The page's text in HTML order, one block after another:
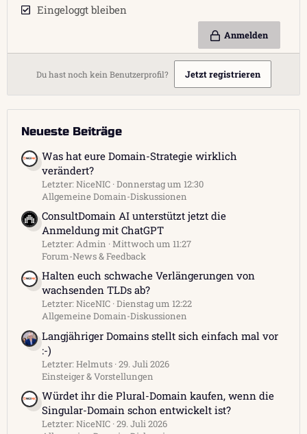
Eingeloggt bleiben
Anmelden
Du hast noch kein Benutzerprofil? Jetzt registrieren
Neueste Beiträge
Was hat eure Domain-Strategie wirklich
verändert?
Letzter: NiceNIC Donnerstag um 12:30
Allgemeine Domain-Diskussionen
ConsultDomain AI unterstützt jetzt die
Anmeldung mit ChatGPT
Letzter: Admin Mittwoch um 11:27
Forum-News & Feedback
Halten euch schwache Verlängerungen von
wachsenden TLDs ab?
Letzter: NiceNIC Dienstag um 12:22
Allgemeine Domain-Diskussionen
Langjähriger Domains stellt sich einfach mal vor
:-)
Letzter: Helmuts 29. Juli 2026
Einsteiger & Vorstellungen
Würdet ihr die Plural-Domain kaufen, wenn die
Singular-Domain schon entwickelt ist?
Letzter: NiceNIC 29. Juli 2026